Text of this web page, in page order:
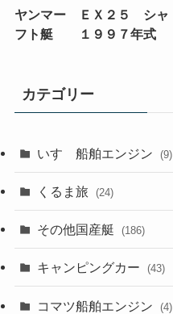
ヤンマー ＥＸ２５ シャ
フト艇 １９９７年式
カテゴリー
いすゞ船舶エンジン (9)
くるま旅 (24)
その他国産艇 (186)
キャンピングカー (43)
コマツ船舶エンジン (4)